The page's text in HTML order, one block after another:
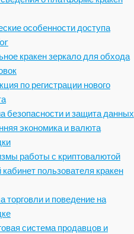
особенности доступа
кракен зеркало для обхода
по регистрации нового
безопасности и защита данных
экономика и валюта
работы с криптовалютой
пользователя кракен
торговли и поведение на
система продавцов и